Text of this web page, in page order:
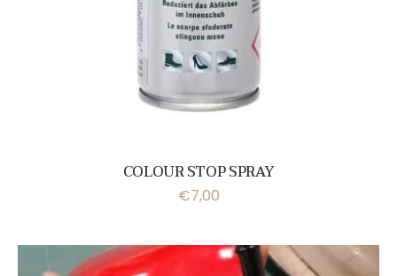
COLOUR STOP SPRAY
€7,00